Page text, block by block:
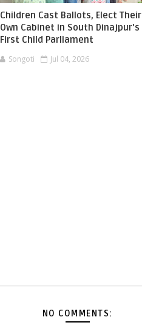
Children Cast Ballots, Elect Their
Own Cabinet in South Dinajpur's
First Child Parliament
Songoti Jul 04, 2026
NO COMMENTS: